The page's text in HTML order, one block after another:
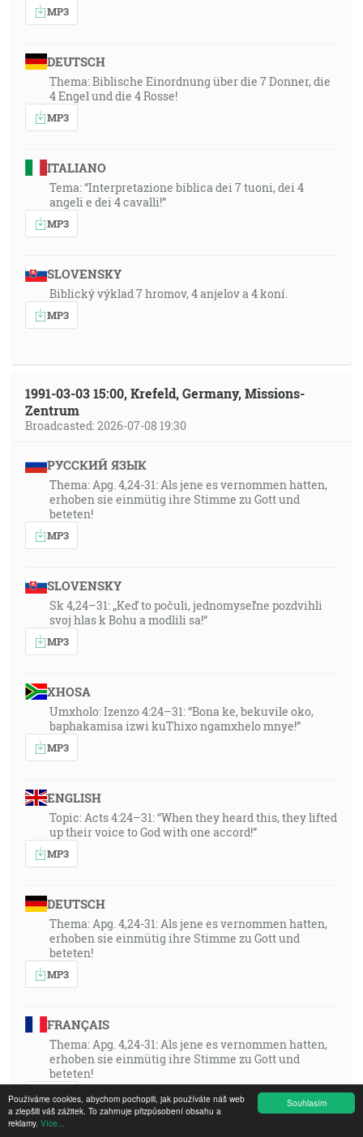
Souhlasím
Používáme cookies, abychom pochopili, jak používáte náš web
a zlepšili váš zážitek. To zahrnuje přizpůsobení obsahu a
reklamy. Více...
MP3
DEUTSCH
Thema: Biblische Einordnung über die 7 Donner, die
4 Engel und die 4 Rosse!
MP3
ITALIANO
Tema: “Interpretazione biblica dei 7 tuoni, dei 4
angeli e dei 4 cavalli!”
MP3
SLOVENSKY
Biblický výklad 7 hromov, 4 anjelov a 4 koní.
MP3
1991-03-03 15:00, Krefeld, Germany, Missions-
Zentrum
Broadcasted: 2026-07-08 19:30
РУССКИЙ ЯЗЫК
Thema: Apg. 4,24-31: Als jene es vernommen hatten,
erhoben sie einmütig ihre Stimme zu Gott und
beteten!
MP3
SLOVENSKY
Sk 4,24–31: „Keď to počuli, jednomyseľne pozdvihli
svoj hlas k Bohu a modlili sa!“
MP3
XHOSA
Umxholo: Izenzo 4:24–31: “Bona ke, bekuvile oko,
baphakamisa izwi kuThixo ngamxhelo mnye!”
MP3
ENGLISH
Topic: Acts 4:24–31: “When they heard this, they lifted
up their voice to God with one accord!”
MP3
DEUTSCH
Thema: Apg. 4,24-31: Als jene es vernommen hatten,
erhoben sie einmütig ihre Stimme zu Gott und
beteten!
MP3
FRANÇAIS
Thema: Apg. 4,24-31: Als jene es vernommen hatten,
erhoben sie einmütig ihre Stimme zu Gott und
beteten!
MP3